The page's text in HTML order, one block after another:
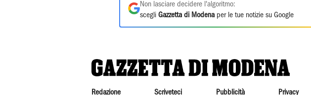
Non lasciare decidere l'algoritmo:
scegli Gazzetta di Modena per le tue notizie su Google
Redazione Scriveteci Pubblicità Privacy